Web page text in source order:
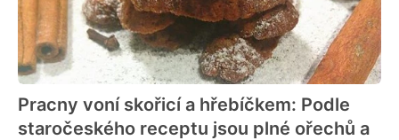
Pracny voní skořicí a hřebíčkem: Podle
staročeského receptu jsou plné ořechů a